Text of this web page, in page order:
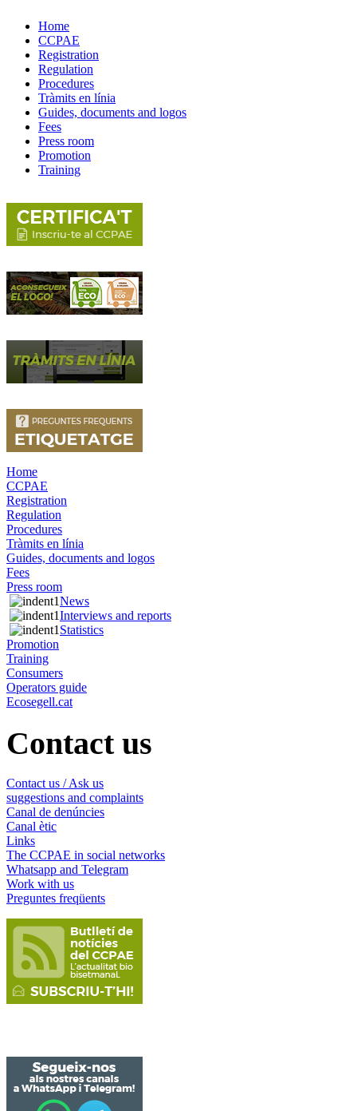
Home
CCPAE
Registration
Regulation
Procedures
Tràmits en línia
Guides, documents and logos
Fees
Press room
Promotion
Training
Home
CCPAE
Registration
Regulation
Procedures
Tràmits en línia
Guides, documents and logos
Fees
Press room
News
Interviews and reports
Statistics
Promotion
Training
Consumers
Operators guide
Ecosegell.cat
Contact us
Contact us / Ask us
suggestions and complaints
Canal de denúncies
Canal ètic
Links
The CCPAE in social networks
Whatsapp and Telegram
Work with us
Preguntes freqüents